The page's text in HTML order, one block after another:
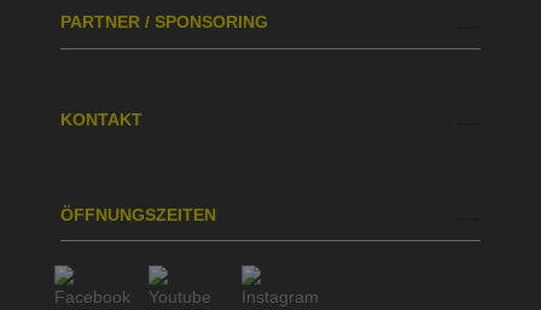
PARTNER / SPONSORING
KONTAKT
ÖFFNUNGSZEITEN